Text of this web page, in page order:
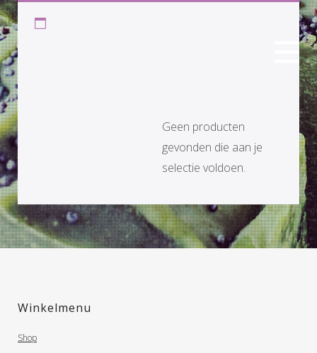
MRS
Geen producten
gevonden die aan je
selectie voldoen.
Winkelmenu
Shop